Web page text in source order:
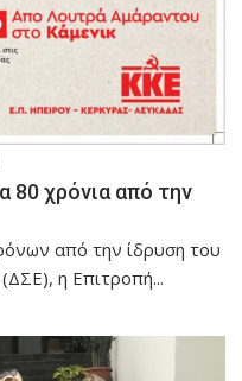
80 χρόνια από την
από την ίδρυση του
η Επιτροπή...